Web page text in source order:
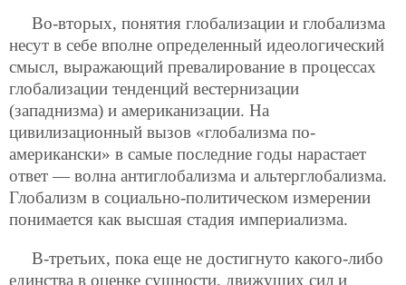
Во-вторых, понятия глобализации и глобализма
несут в себе вполне определенный идеологический
смысл, выражающий превалирование в процессах
глобализации тенденций вестернизации
(западнизма) и американизации. На
цивилизационный вызов «глобализма по-
американски» в самые последние годы нарастает
ответ — волна антиглобализма и альтерглобализма.
Глобализм в социально-политическом измерении
понимается как высшая стадия империализма.
В-третьих, пока еще не достигнуто какого-либо
единства в оценке сущности, движущих сил и